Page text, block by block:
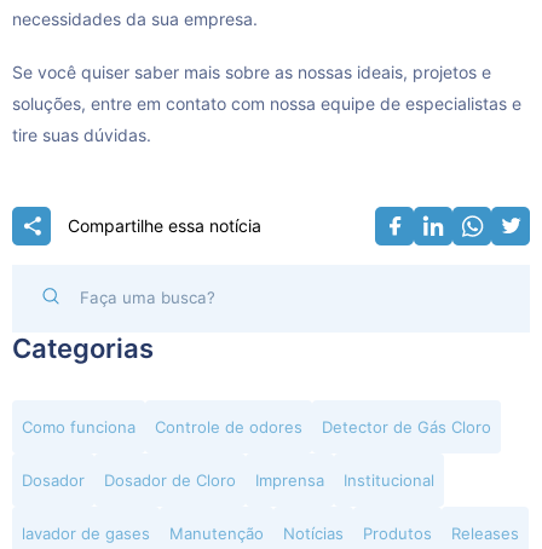
necessidades da sua empresa.
Se você quiser saber mais sobre as nossas ideais, projetos e
soluções, entre em contato com nossa equipe de especialistas e
tire suas dúvidas.
Compartilhe essa notícia
Categorias
Como funciona Controle de odores Detector de Gás Cloro
Dosador Dosador de Cloro Imprensa Institucional
lavador de gases Manutenção Notícias Produtos Releases